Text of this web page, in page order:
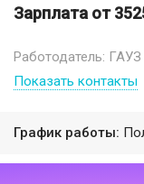
Зарплата от
Работодатель:
Показать контакты
График работы: